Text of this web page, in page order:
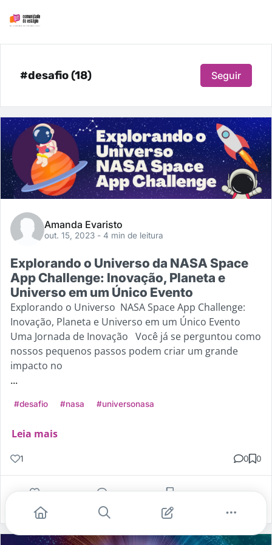
#desafio (18) Seguir
Amanda Evaristo
out. 15, 2023 - 4 min de leitura
Explorando o Universo da NASA Space
App Challenge: Inovação, Planeta e
Universo em um Único Evento
Explorando o Universo NASA Space App Challenge:
Inovação, Planeta e Universo em um Único Evento
Uma Jornada de Inovação Você já se perguntou como
nossos pequenos passos podem criar um grande
impacto no
...
#desafio #nasa #universonasa
Leia mais
1 0 0
Gostei Comentar Salvar